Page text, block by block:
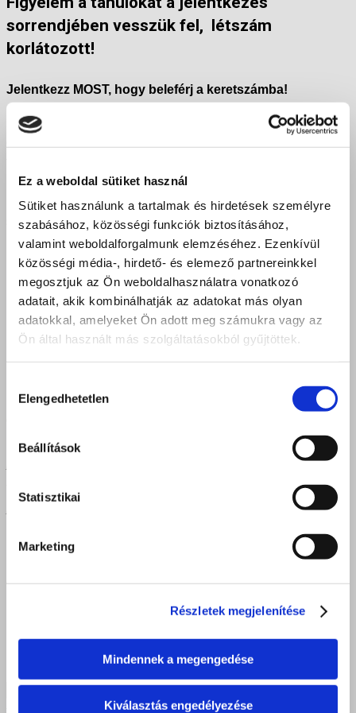
Ez a weboldal sütiket használ
Sütiket használunk a tartalmak és hirdetések személyre
szabásához, közösségi funkciók biztosításához,
valamint weboldalforgalmunk elemzéséhez. Ezenkívül
közösségi média-, hirdető- és elemező partnereinkkel
megosztjuk az Ön weboldalhasználatra vonatkozó
adatait, akik kombinálhatják az adatokat más olyan
adatokkal, amelyeket Ön adott meg számukra vagy az
Ön által használt más szolgáltatásokból gyűjtöttek.
kiválasztása
Elengedhetetlen
Beállítások
Statisztikai
Marketing
Részletek megjelenítése
Mindennek a megengedése
Kiválasztás engedélyezése
sorrendjében vesszük fel, létszám
korlátozott!
Jelentkezz MOST, hogy beleférj a keretszámba!
Bazilosnak lenni egy élmény, amit soha nem fogsz
még gondolkozol és tájékozódni szeretnél, hívd
postakerten vagyPannáta faraktáron, akik mindenben
segítségedre lehetnek!
Kapcsolat – visszahívás
Kérdésed van képzéseinkkel kapcsolatosan, nem tudsz
dönteni, kérj visszahívást, hamarosan felvesszük veled a
Email cím *
Név *
Telfonszám *
Üzenet
create